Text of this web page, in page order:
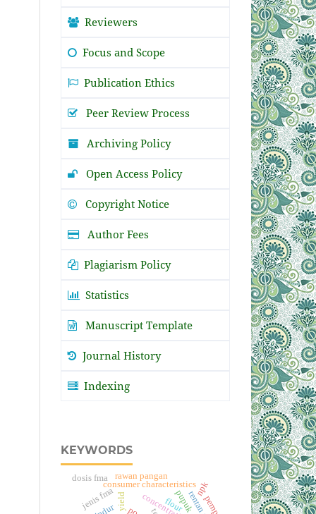
Reviewers
Focus and Scope
Publication Ethics
Peer Review Process
Archiving Policy
Open Access Policy
Copyright Notice
Author Fees
Plagiarism Policy
Statistics
Manuscript Template
Journal History
Indexing
KEYWORDS
yield flour
consumer characteristics
rawan pangan
jenis fma
dosis fma
npk